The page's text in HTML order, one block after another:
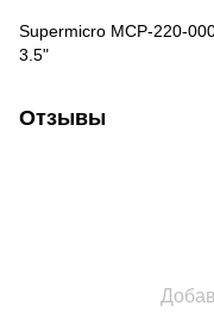
Supermicro MCP-220-
3.5"
Отзывы